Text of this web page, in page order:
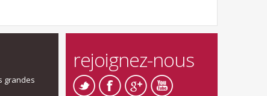
grandes
rejoignez-nous